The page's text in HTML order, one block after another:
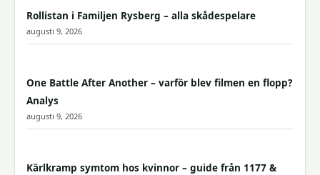
Rollistan i Familjen Rysberg – alla skådespelare
augusti 9, 2026
One Battle After Another – varför blev filmen en flopp?
Analys
augusti 9, 2026
Kärlkramp symtom hos kvinnor – guide från 1177 &